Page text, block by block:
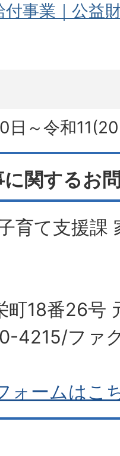
付事業｜公益
日～令和
に関するお
育て支援課
町18番26号
4215/ファ
ォームはこ